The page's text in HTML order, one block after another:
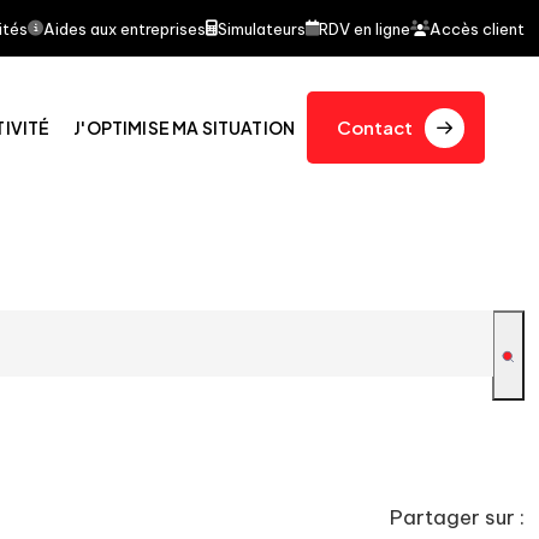
fait l'objet d'un article dans le journal quotidien Le
Aides aux entreprises Simulateurs RDV en ligne Accès client
J'OPTIMISE MA SITUATION Contact
Partager sur :